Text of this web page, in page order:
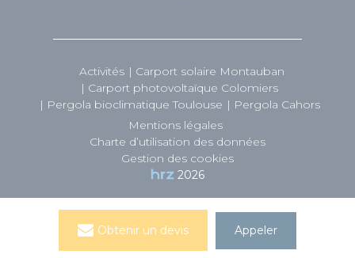
Obtenir un devis Appeler
Activités
Carport solaire Montauban
Carport photovoltaïque Colomiers
Pergola bioclimatique Toulouse
Pergola Cahors
Mentions légales
Charte d’utilisation des données
Gestion des cookies
2026